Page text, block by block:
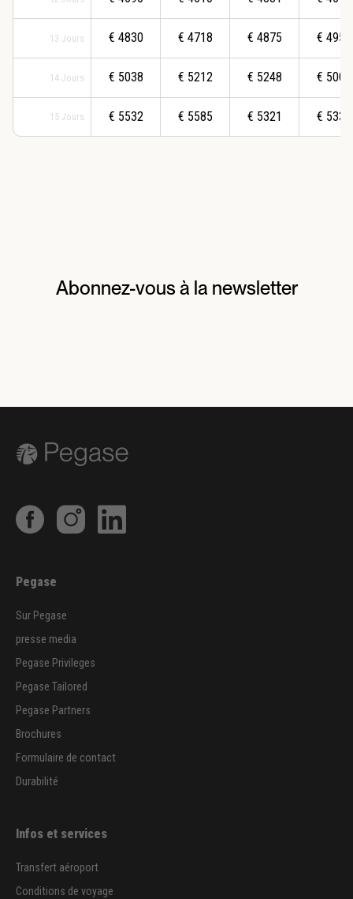
13 Jours
14 Jours
15 Jours
€ 4830
€ 5038
€ 5532
€ 4718
€ 5212
€ 5585
€ 4875
€ 5248
€ 5321
€ 4952
€ 5003
€ 5333
Abonnez-vous à la newsletter
Pegase
Sur Pegase
presse media
Pegase Privileges
Pegase Tailored
Pegase Partners
Brochures
Formulaire de contact
Durabilité
Infos et services
Transfert aéroport
Conditions de voyage